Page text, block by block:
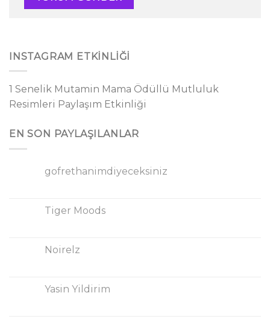
INSTAGRAM ETKINLIĞI
1 Senelik Mutamin Mama Ödüllü Mutluluk
Resimleri Paylaşım Etkinliği
EN SON PAYLAŞILANLAR
gofrethanimdiyeceksiniz
Tiger Moods
Noirelz
Yasin Yildirim